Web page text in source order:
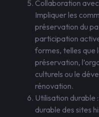
Collaboration
Impliquer les
préservation du
participation
formes, telles que
préservation,
culturels ou le
rénovation.
Utilisation durable
durable des sites